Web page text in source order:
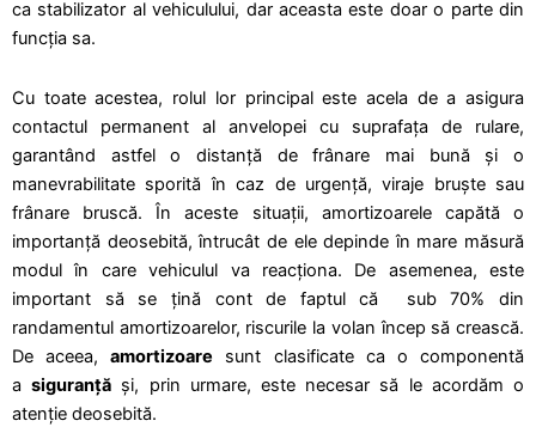
ca stabilizator al vehiculului, dar aceasta este doar o parte din
funcția sa.
Cu toate acestea, rolul lor principal este acela de a asigura
contactul permanent al anvelopei cu suprafața de rulare,
garantând astfel o distanță de frânare mai bună și o
manevrabilitate sporită în caz de urgență, viraje bruște sau
frânare bruscă. În aceste situații, amortizoarele capătă o
importanță deosebită, întrucât de ele depinde în mare măsură
modul în care vehiculul va reacționa. De asemenea, este
important să se țină cont de faptul că
sub 70% din
randamentul amortizoarelor, riscurile la volan încep să crească.
De aceea,amortizoare sunt clasificate ca o componentă
asiguranță și, prin urmare, este necesar să le acordăm o
atenție deosebită.